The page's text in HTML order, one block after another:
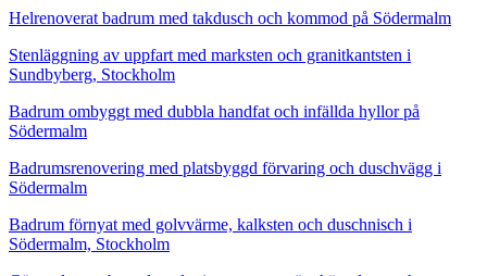
Helrenoverat badrum med takdusch och kommod på Södermalm
Stenläggning av uppfart med marksten och granitkantsten i
Sundbyberg, Stockholm
Badrum ombyggt med dubbla handfat och infällda hyllor på
Södermalm
Badrumsrenovering med platsbyggd förvaring och duschvägg i
Södermalm
Badrum förnyat med golvvärme, kalksten och duschnisch i
Södermalm, Stockholm